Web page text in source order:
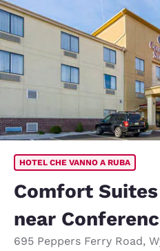
HOTEL CHE VANNO A RUBA
Comfort
near
695 Peppers Ferry Road,